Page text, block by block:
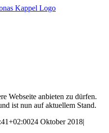
Webseite anbieten zu dürfen.
ist nun auf aktuellem Stand.
24 Oktober 2018|